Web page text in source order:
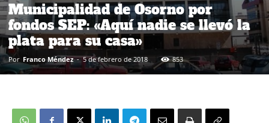
Municipalidad de Osorno por
fondos SEP: «Aquí nadie se llevó la
plata para su casa»
Por Franco Méndez - 5 de febrero de 2018 853